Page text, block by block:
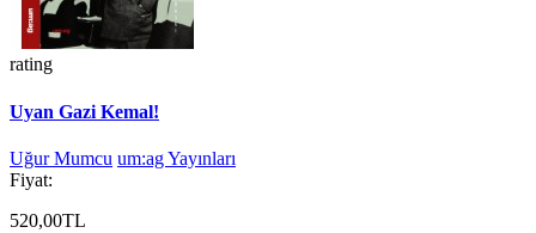
rating
Uyan Gazi Kemal!
Uğur Mumcu um:ag Yayınları
Fiyat:
520,00TL